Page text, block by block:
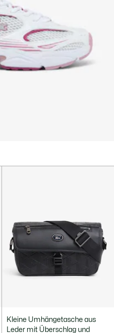
Kleine Umhängetasche aus
Leder mit Überschlag und